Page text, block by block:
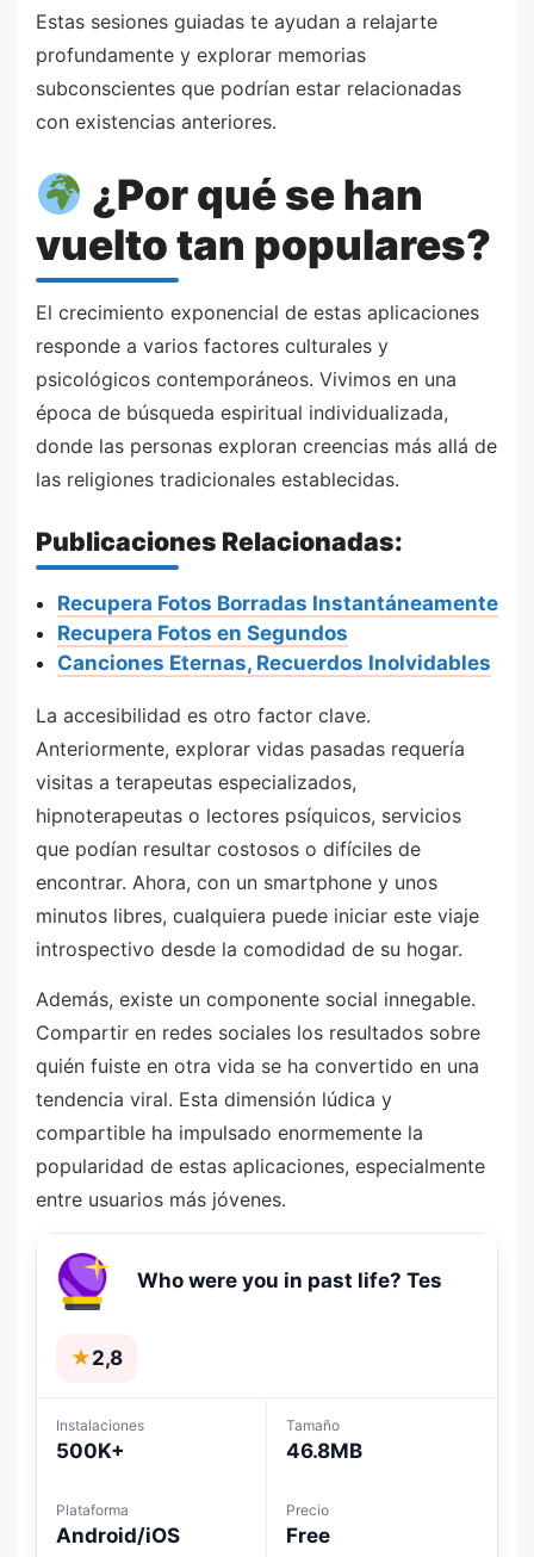
Estas sesiones guiadas te ayudan a relajarte
profundamente y explorar memorias
subconscientes que podrían estar relacionadas
con existencias anteriores.
¿Por qué se han
vuelto tan populares?
El crecimiento exponencial de estas aplicaciones
responde a varios factores culturales y
psicológicos contemporáneos. Vivimos en una
época de búsqueda espiritual individualizada,
donde las personas exploran creencias más allá de
las religiones tradicionales establecidas.
Publicaciones Relacionadas:
Recupera Fotos Borradas Instantáneamente
Recupera Fotos en Segundos
Canciones Eternas, Recuerdos Inolvidables
La accesibilidad es otro factor clave.
Anteriormente, explorar vidas pasadas requería
visitas a terapeutas especializados,
hipnoterapeutas o lectores psíquicos, servicios
que podían resultar costosos o difíciles de
encontrar. Ahora, con un smartphone y unos
minutos libres, cualquiera puede iniciar este viaje
introspectivo desde la comodidad de su hogar.
Además, existe un componente social innegable.
Compartir en redes sociales los resultados sobre
quién fuiste en otra vida se ha convertido en una
tendencia viral. Esta dimensión lúdica y
compartible ha impulsado enormemente la
popularidad de estas aplicaciones, especialmente
entre usuarios más jóvenes.
Who were you in past life? Tes
★2,8
Instalaciones
500K+
Tamaño
46.8MB
Plataforma
Android/iOS
Precio
Free